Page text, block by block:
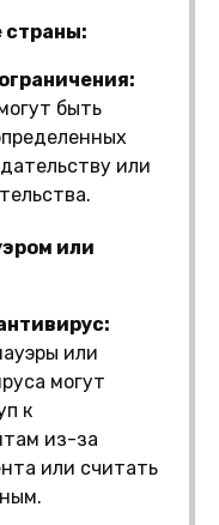
страны:
быть
или
или
или
могут
к
из-за
или считать